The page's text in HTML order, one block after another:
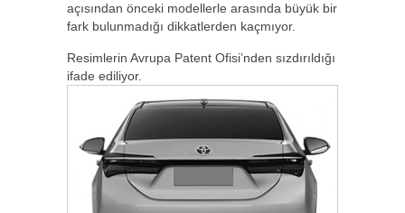
açısından önceki modellerle arasında büyük bir
fark bulunmadığı dikkatlerden kaçmıyor.
Resimlerin Avrupa Patent Ofisi’nden sızdırıldığı
ifade ediliyor.